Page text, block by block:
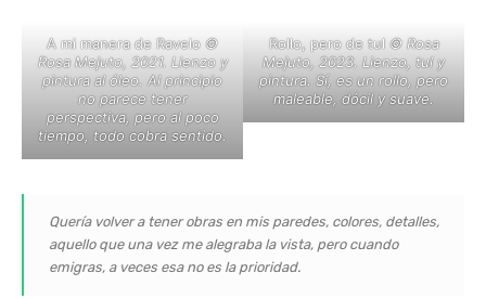
A mi manera de Ravelo ©
Rosa Mejuto, 2021. Lienzo y
pintura al óleo. Al principio
no parece tener
perspectiva, pero al poco
tiempo, todo cobra sentido.
Rollo, pero de tul© Rosa
Mejuto, 2023. Lienzo, tul y
pintura. Sí, es un rollo, pero
maleable, dócil y suave.
Quería volver a tener obras en mis paredes, colores, detalles,
aquello que una vez me alegraba la vista, pero cuando
emigras, a veces esa no es la prioridad.